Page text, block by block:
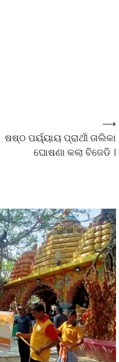
ଷଷ୍ଠ ପର୍ୟ୍ୟାୟ ପ୍ରାର୍ଥୀ ତାଲିକା
ଘୋଷଣା କଲା ବିଜେଡି ।
⟶